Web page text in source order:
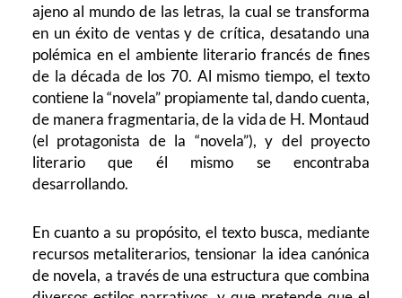
ajeno al mundo de las letras, la cual se transforma
en un éxito de ventas y de crítica, desatando una
polémica en el ambiente literario francés de fines
de la década de los 70. Al mismo tiempo, el texto
contiene la “novela” propiamente tal, dando cuenta,
de manera fragmentaria, de la vida de H. Montaud
(el protagonista de la “novela”), y del proyecto
literario que él mismo se encontraba
desarrollando.
En cuanto a su propósito, el texto busca, mediante
recursos metaliterarios, tensionar la idea canónica
de novela, a través de una estructura que combina